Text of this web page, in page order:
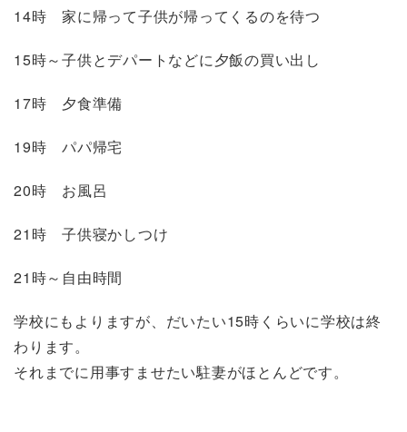
14時 家に帰って子供が帰ってくるのを待つ
15時～子供とデパートなどに夕飯の買い出し
17時 夕食準備
19時 パパ帰宅
20時 お風呂
21時 子供寝かしつけ
21時～自由時間
学校にもよりますが、だいたい15時くらいに学校は終
わります。
それまでに用事すませたい駐妻がほとんどです。